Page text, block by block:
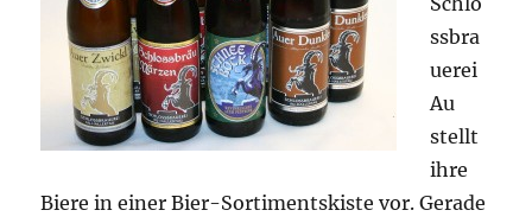
ssbra
uerei
Au
stellt
ihre
Biere in einer Bier-Sortimentskiste vor. Gerade